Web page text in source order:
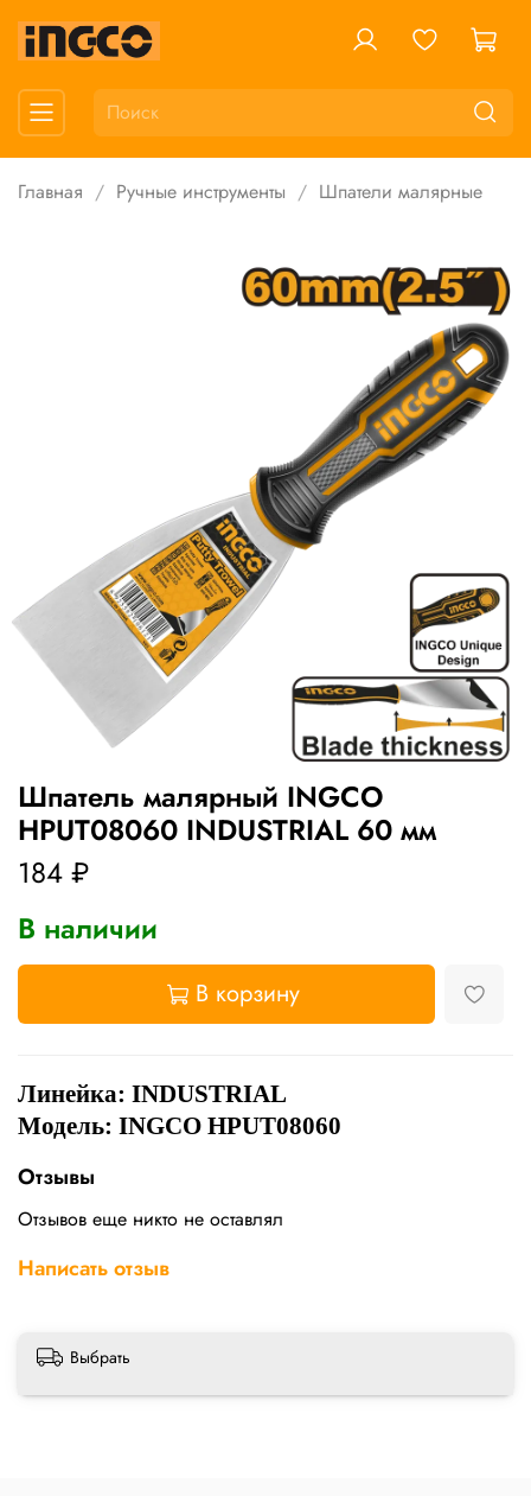
Главная Ручные инструменты Шпатели малярные
Шпатель малярный INGCO
HPUT08060 INDUSTRIAL 60 мм
184 ₽
В наличии
В корзину
Линейка: INDUSTRIAL
Модель: INGCO HPUT08060
Отзывы
Отзывов еще никто не оставлял
Написать отзыв
Выбрать